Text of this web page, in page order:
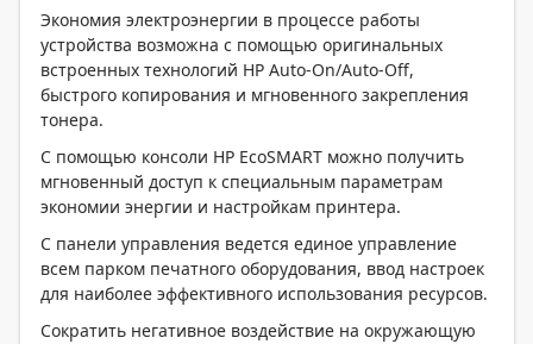
Экономия электроэнергии в процессе работы
устройства возможна с помощью оригинальных
встроенных технологий HP Auto-On/Auto-Off,
быстрого копирования и мгновенного закрепления
тонера.
С помощью консоли HP EcoSMART можно получить
мгновенный доступ к специальным параметрам
экономии энергии и настройкам принтера.
С панели управления ведется единое управление
всем парком печатного оборудования, ввод настроек
для наиболее эффективного использования ресурсов.
Сократить негативное воздействие на окружающую